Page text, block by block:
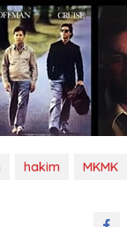
hakim MKMK